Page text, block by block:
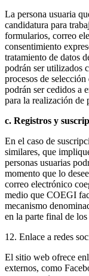
La persona usuaria
candidatura para
formularios, correo
consentimiento
tratamiento de datos
podrán ser utilizados
procesos de
podrán ser cedidos a
para la realización de
c. Registros y
En el caso de
similares, que
personas usuarias
momento que lo
correo electrónico
medio que COEGI
mecanismo
en la parte final de
12. Enlace a redes
El sitio web ofrece
externos, como